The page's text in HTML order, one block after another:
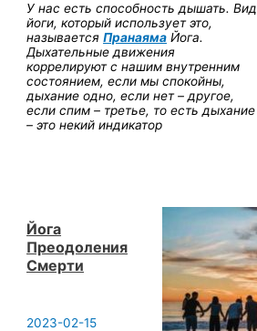
У нас есть способность дышать. Вид
йоги, который использует это,
называетсяПранаяма Йога.
Дыхательные движения
коррелируют с нашим внутренним
состоянием, если мы спокойны,
дыхание одно, если нет – другое,
если спим – третье, то есть дыхание
– это некий индикатор
Йога
Преодоления
Смерти
2023-02-15